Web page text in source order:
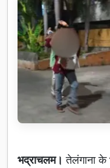
भद्राचलम।तेलंगाना के